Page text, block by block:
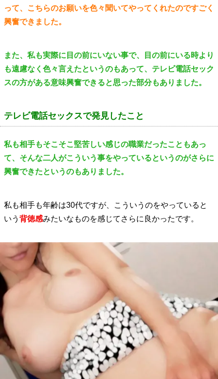
って、こちらのお願いを色々聞いてやってくれたのですごく
興奮できました。
また、私も実際に目の前にいない事で、目の前にいる時より
も遠慮なく色々言えたというのもあって、テレビ電話セック
スの方がある意味興奮できると思った部分もありました。
テレビ電話セックスで発見したこと
私も相手もそこそこ堅苦しい感じの職業だったこともあっ
て、そんな二人がこういう事をやっているというのがさらに
興奮できたというのもありました。
私も相手も年齢は30代ですが、こういうのをやっていると
いう 背徳感みたいなものを感じてさらに良かったです。